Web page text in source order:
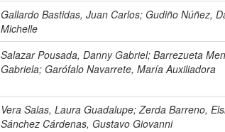
Gallardo Bastidas, Juan Carlos; Gudiño Núñez,
Michelle
Salazar Pousada, Danny Gabriel; Barrezueta
Gabriela; Garófalo Navarrete, María Auxiliadora
Vera Salas, Laura Guadalupe;Zerda Barreno,
Sánchez Cárdenas, Gustavo Giovanni